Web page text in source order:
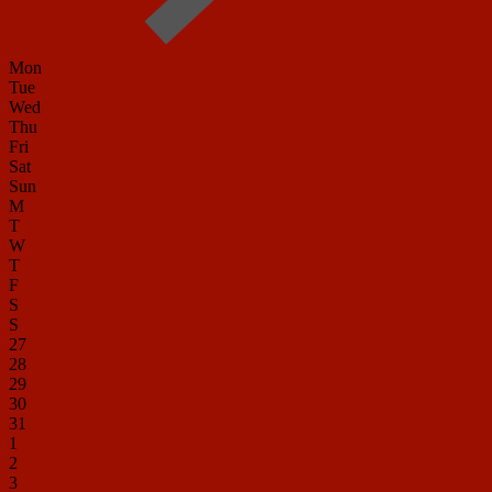
Mon
Tue
Wed
Thu
Fri
Sat
Sun
M
T
W
T
F
S
S
27
28
29
30
31
1
2
3